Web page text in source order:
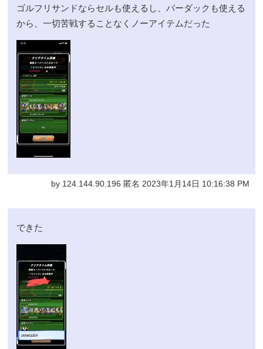
ゴルフリサンドならセルも使えるし、バーダックも使える
から、一切苦戦することなくノーアイテムだった
by 124.144.90.196 匿名 2023年1月14日 10:16:38 PM
できた